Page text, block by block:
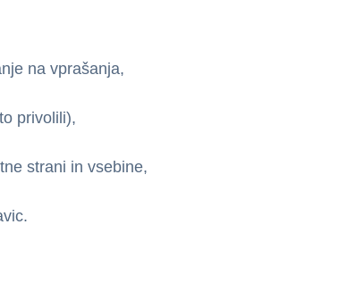
na vprašanja,
privolili),
strani in vsebine,